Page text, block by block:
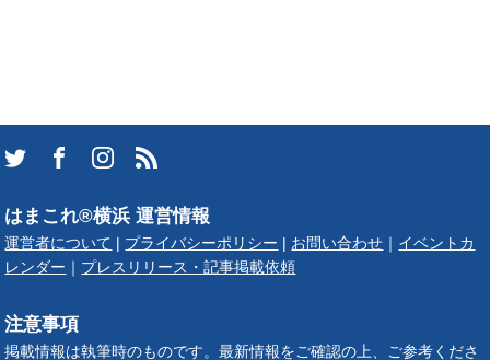
はまこれ®横浜 運営情報
運営者について | プライバシーポリシー | お問い合わせ ｜ イベントカ
レンダー ｜ プレスリリース・記事掲載依頼
注意事項
掲載情報は執筆時のものです。最新情報をご確認の上、ご参考くださ